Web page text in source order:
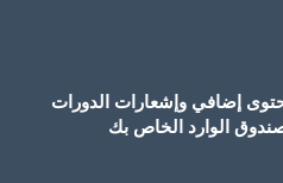
إضافي وإشعارات الدورات
الوارد الخاص بك